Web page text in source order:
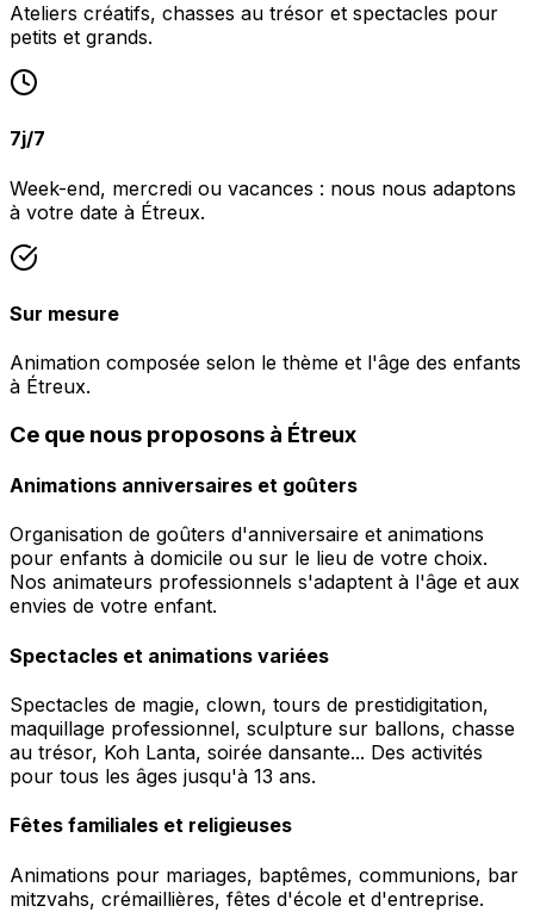
Ateliers créatifs, chasses au trésor et spectacles pour
petits et grands.
7j/7
Week-end, mercredi ou vacances : nous nous adaptons
à votre date à Étreux.
Sur mesure
Animation composée selon le thème et l'âge des enfants
à Étreux.
Ce que nous proposons à Étreux
Animations anniversaires et goûters
Organisation de goûters d'anniversaire et animations
pour enfants à domicile ou sur le lieu de votre choix.
Nos animateurs professionnels s'adaptent à l'âge et aux
envies de votre enfant.
Spectacles et animations variées
Spectacles de magie, clown, tours de prestidigitation,
maquillage professionnel, sculpture sur ballons, chasse
au trésor, Koh Lanta, soirée dansante... Des activités
pour tous les âges jusqu'à 13 ans.
Fêtes familiales et religieuses
Animations pour mariages, baptêmes, communions, bar
mitzvahs, crémaillières, fêtes d'école et d'entreprise.